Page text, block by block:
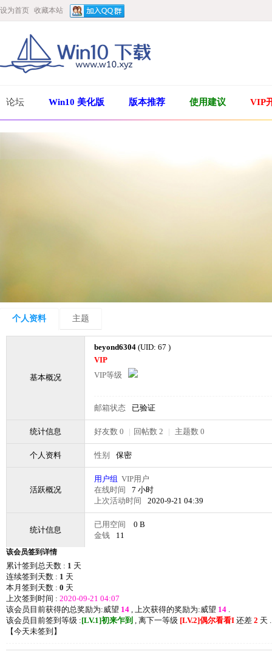
设为首页 收藏本站
论坛 Win10 美化版 版本推荐 使用建议 VIP
个人资料 主题
基本概况
beyond6304 (UID: 67 )
VIP
VIP等级
邮箱状态 已验证
统计信息 好友数 0 | 回帖数 2 | 主题数 0
个人资料 性别 保密
活跃概况
用户组 VIP用户
在线时间
7 小时
上次活动时间
2020-9-21 04:39
统计信息
已用空间
0 B
金钱
11
该会员签到详情
累计签到总天数 : 1 天
连续签到天数 : 1 天
本月签到天数 : 0 天
上次签到时间 : 2020-09-21 04:07
该会员目前获得的总奖励为:威望 14 , 上次获得的奖励为:威望 14 .
该会员目前签到等级 :[LV.1]初来乍到 , 离下一等级 [LV.2]偶尔看看I 还差 2 天 .
【今天未签到 】